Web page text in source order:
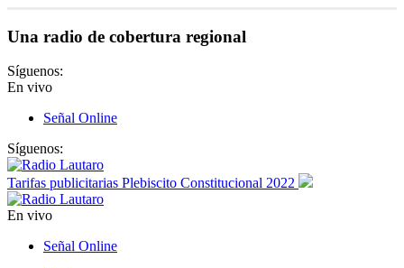
Una radio de cobertura regional
Síguenos:
En vivo
Señal Online
Síguenos:
Tarifas publicitarias Plebiscito Constitucional 2022
En vivo
Señal Online